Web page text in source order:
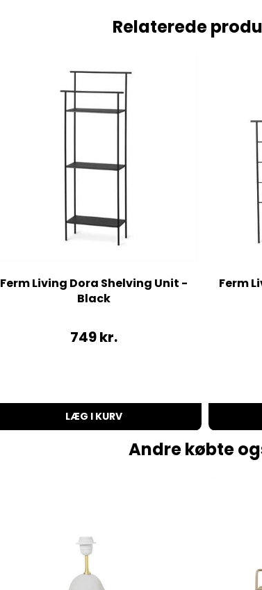
Relaterede
Ferm Living Dora Shelving Unit -
Black
749kr.
LÆG I KURV
Ferm
Andre købte